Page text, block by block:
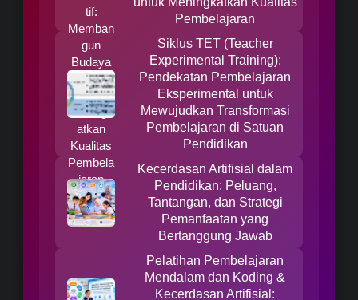
Pembelajaran
Siklus TET (Teacher
Experimental Training):
Pendekatan Pembelajaran
Eksperimental untuk
Mewujudkan Transformasi
Pembelajaran di Satuan
Pendidikan
Kecerdasan Artifisial dalam
Pendidikan: Peluang,
Tantangan, dan Strategi
Pemanfaatan yang
Bertanggung Jawab
Pelatihan Pembelajaran
Mendalam dan Koding &
Kecerdasan Artifisial: